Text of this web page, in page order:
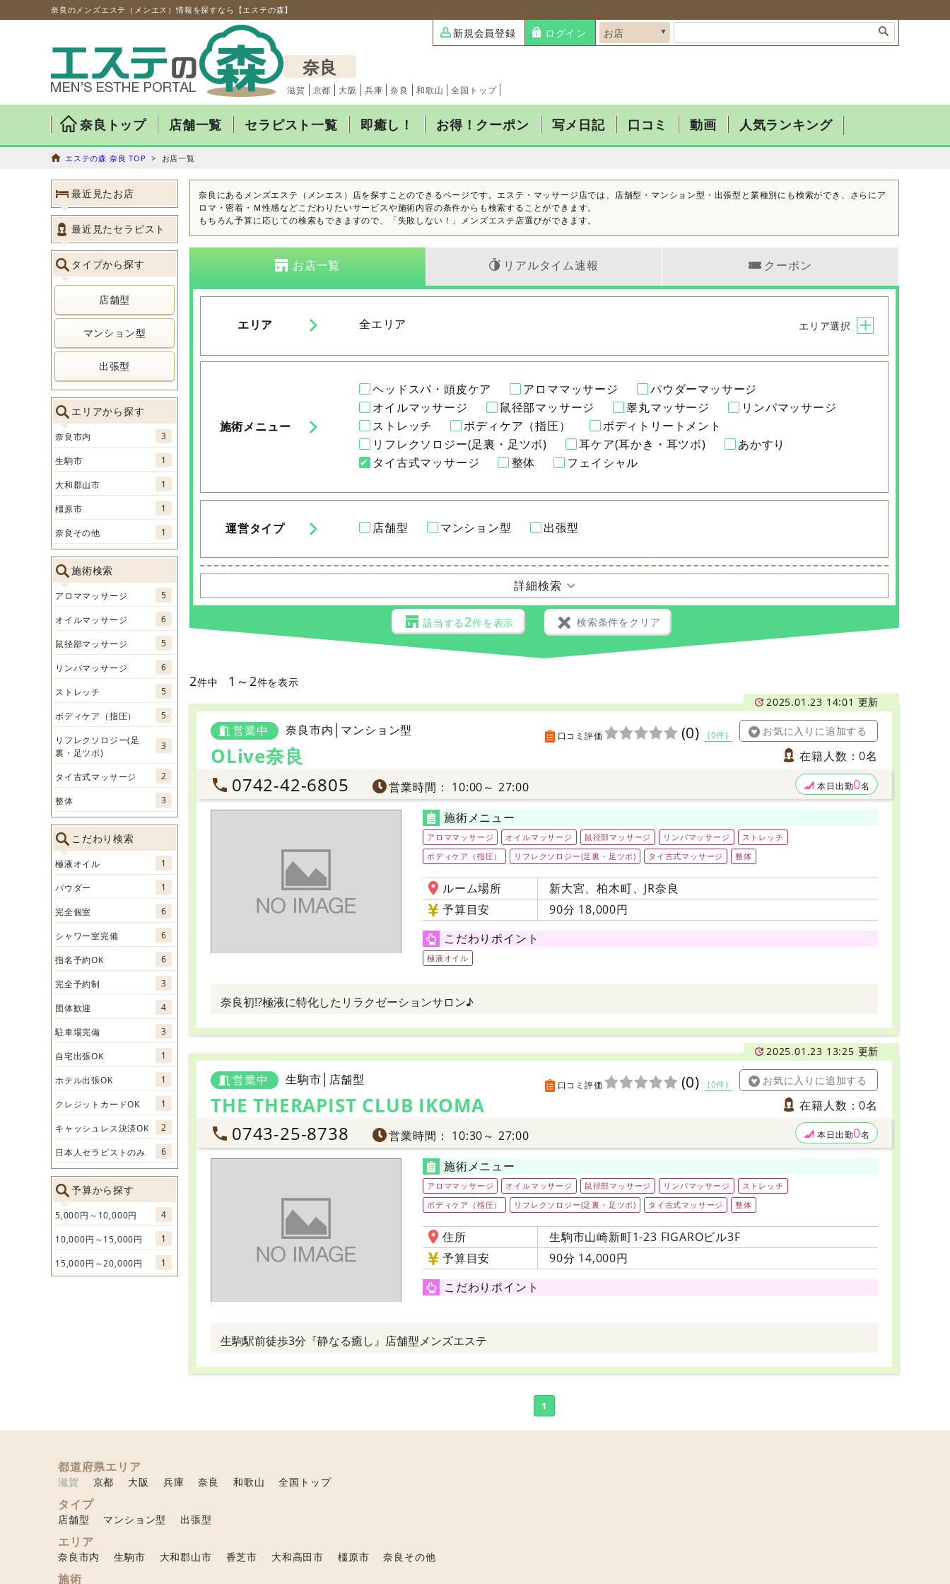
奈良のメンズエステ（メンエス）情報を探すなら【エステの森】
奈良
滋賀 京都 大阪 兵庫 奈良 和歌山 全国トップ
新規会員登録 ログイン
奈良トップ 店舗一覧 セラピスト一覧 即癒し！ お得！クーポン 写メ日記 口コミ 動画 人気ランキング
エステの森 奈良 TOP > お店一覧
最近見たお店
最近見たセラピスト
タイプから探す
店舗型
マンション型
出張型
エリアから探す
奈良市内 3
生駒市 1
大和郡山市 1
橿原市 1
奈良その他 1
施術検索
アロママッサージ 5
オイルマッサージ 6
鼠径部マッサージ 5
リンパマッサージ 6
ストレッチ 5
ボディケア（指圧） 5
リフレクソロジー(足
裏・足ツボ)
3
タイ古式マッサージ 2
整体 3
こだわり検索
極液オイル 1
パウダー 1
完全個室 6
シャワー室完備 6
指名予約OK 6
完全予約制 3
団体歓迎 4
駐車場完備 3
自宅出張OK 1
ホテル出張OK 1
クレジットカードOK 1
キャッシュレス決済OK 2
日本人セラピストのみ 6
予算から探す
5,000円～10,000円 4
10,000円～15,000円 1
15,000円～20,000円 1
奈良にあるメンズエステ（メンエス）店を探すことのできるページです。エステ・マッサージ店では、店舗型・マンション型・出張型と業種別にも検索ができ、さらにア
ロマ・密着・Ｍ性感などこだわりたいサービスや施術内容の条件からも検索することができます。
もちろん予算に応じての検索もできますので、「失敗しない！」メンズエステ店選びができます。
お店一覧 リアルタイム速報 クーポン
エリア 全エリア エリア選択
施術メニュー
ヘッドスパ・頭皮ケア アロママッサージ
パウダーマッサージ
オイルマッサージ
鼠径部マッサージ 睾丸マッサージ
リンパマッサージ
ストレッチ
ボディケア（指圧）
ボディトリートメント
リフレクソロジー(足裏・足ツボ)
耳ケア(耳かき・耳ツボ)
あかすり
タイ古式マッサージ
整体 フェイシャル
運営タイプ 店舗型 マンション型 出張型
詳細検索
該当する 2件を表示 検索条件をクリア
2件中 1～2件を表示
2025.01.23 14:01 更新
営業中 奈良市内│マンション型 口コミ評価 (0) (0件) お気に入りに追加する
OLive奈良 在籍人数：0名
0742-42-6805 営業時間： 10:00～ 27:00 本日出勤0名
施術メニュー
アロママッサージ オイルマッサージ 鼠径部マッサージ リンパマッサージ
ストレッチ
ボディケア（指圧）
リフレクソロジー(足裏・足ツボ) タイ古式マッサージ 整体
ルーム場所
新大宮、柏木町、JR奈良
予算目安
90分 18,000円
こだわりポイント
極液オイル
奈良初!?極液に特化したリラクゼーションサロン♪
2025.01.23 13:25 更新
営業中 生駒市│店舗型 口コミ評価 (0) (0件) お気に入りに追加する
THE THERAPIST CLUB IKOMA 在籍人数：0名
0743-25-8738 営業時間： 10:30～ 27:00 本日出勤0名
施術メニュー
アロママッサージ オイルマッサージ 鼠径部マッサージ リンパマッサージ
ストレッチ
ボディケア（指圧）
リフレクソロジー(足裏・足ツボ) タイ古式マッサージ 整体
住所
生駒市山崎新町1-23 FIGAROビル3F
予算目安
90分 14,000円
こだわりポイント
生駒駅前徒歩3分『静なる癒し』店舗型メンズエステ
1
都道府県エリア
滋賀 京都 大阪 兵庫 奈良 和歌山 全国トップ
タイプ
店舗型 マンション型 出張型
エリア
奈良市内 生駒市 大和郡山市 香芝市 大和高田市 橿原市 奈良その他
施術